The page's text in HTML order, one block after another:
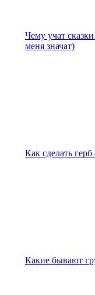
Чему учат
меня значат)
Как сделать
Какие бывают